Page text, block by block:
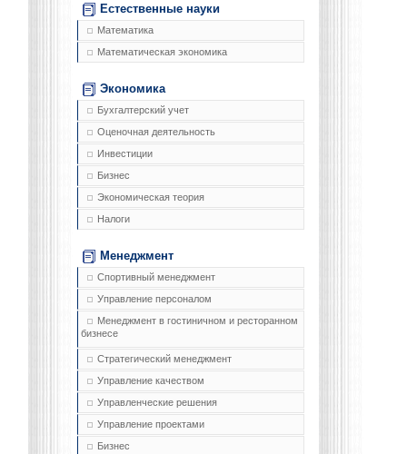
Естественные науки
Математика
Математическая экономика
Экономика
Бухгалтерский учет
Оценочная деятельность
Инвестиции
Бизнес
Экономическая теория
Налоги
Менеджмент
Спортивный менеджмент
Управление персоналом
Менеджмент в гостиничном и ресторанном
бизнесе
Стратегический менеджмент
Управление качеством
Управленческие решения
Управление проектами
Бизнес